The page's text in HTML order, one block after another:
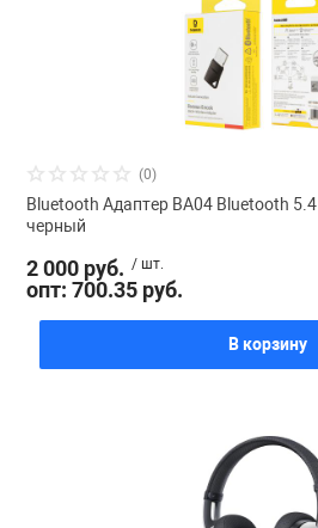
(0)
Bluetooth Адаптер BA04 Bluetooth
черный
2 000 руб. / шт.
опт: 700.35 руб.
В корзину